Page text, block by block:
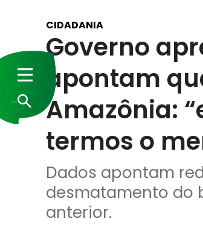
CIDADANIA
Governo
apontam
Amazônia:
termos o
Dados apontam
desmatamento do
anterior.